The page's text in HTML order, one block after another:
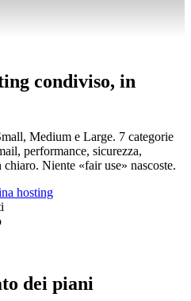
condiviso, in
Medium e Large. 7 categorie
performance, sicurezza,
Niente «fair use» nascoste.
hosting
dei piani